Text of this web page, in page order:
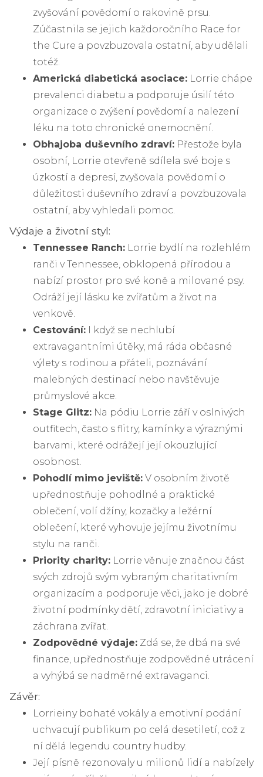
zvyšování povědomí o rakovině prsu.
Zúčastnila se jejich každoročního Race for
the Cure a povzbuzovala ostatní, aby udělali
totéž.
Americká diabetická asociace: Lorrie chápe
prevalenci diabetu a podporuje úsilí této
organizace o zvýšení povědomí a nalezení
léku na toto chronické onemocnění.
Obhajoba duševního zdraví: Přestože byla
osobní, Lorrie otevřeně sdílela své boje s
úzkostí a depresí, zvyšovala povědomí o
důležitosti duševního zdraví a povzbuzovala
ostatní, aby vyhledali pomoc.
Výdaje a životní styl:
Tennessee Ranch: Lorrie bydlí na rozlehlém
ranči v Tennessee, obklopená přírodou a
nabízí prostor pro své koně a milované psy.
Odráží její lásku ke zvířatům a život na
venkově.
Cestování: I když se nechlubí
extravagantními útěky, má ráda občasné
výlety s rodinou a přáteli, poznávání
malebných destinací nebo navštěvuje
průmyslové akce.
Stage Glitz: Na pódiu Lorrie září v oslnivých
outfitech, často s flitry, kamínky a výraznými
barvami, které odrážejí její okouzlující
osobnost.
Pohodlí mimo jeviště: V osobním životě
upřednostňuje pohodlné a praktické
oblečení, volí džíny, kozačky a ležérní
oblečení, které vyhovuje jejímu životnímu
stylu na ranči.
Priority charity: Lorrie věnuje značnou část
svých zdrojů svým vybraným charitativním
organizacím a podporuje věci, jako je dobré
životní podmínky dětí, zdravotní iniciativy a
záchrana zvířat.
Zodpovědné výdaje: Zdá se, že dbá na své
finance, upřednostňuje zodpovědné utrácení
a vyhýbá se nadměrné extravaganci.
Závěr:
Lorrieiny bohaté vokály a emotivní podání
uchvacují publikum po celá desetiletí, což z
ní dělá legendu country hudby.
Její písně rezonovaly u milionů lidí a nabízely